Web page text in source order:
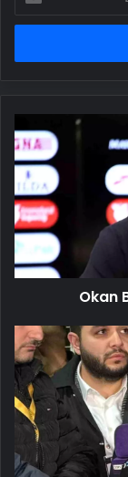
posta
adresinizi
Buruk:
Zor
Haftayı
Kazandık
Okan
Gaziantep
FK
Başkanı'ndan
Hakem
Eleştirisi